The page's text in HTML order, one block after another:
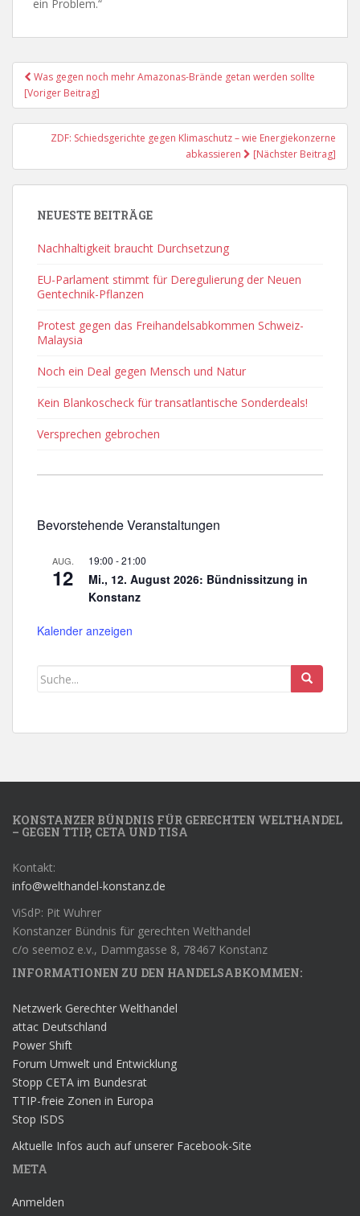
ein Problem.“
Post
Navigation
Was gegen noch mehr Amazonas-Brände getan werden sollte
[Voriger Beitrag]
ZDF: Schiedsgerichte gegen Klimaschutz – wie Energiekonzerne
abkassieren
[Nächster Beitrag]
NEUESTE BEITRÄGE
Nachhaltigkeit braucht Durchsetzung
EU-Parlament stimmt für Deregulierung der Neuen
Gentechnik-Pflanzen
Protest gegen das Freihandelsabkommen Schweiz-
Malaysia
Noch ein Deal gegen Mensch und Natur
Kein Blankoscheck für transatlantische Sonderdeals!
Versprechen gebrochen
Bevorstehende Veranstaltungen
AUG.
12
19:00 -21:00
Mi., 12. August 2026: Bündnissitzung in
Konstanz
Kalender anzeigen
KONSTANZER BÜNDNIS FÜR GERECHTEN WELTHANDEL
– GEGEN TTIP, CETA UND TISA
Kontakt:
info@welthandel-konstanz.de
ViSdP: Pit Wuhrer
Konstanzer Bündnis für gerechten Welthandel
c/o seemoz e.v., Dammgasse 8, 78467 Konstanz
INFORMATIONEN ZU DEN HANDELSABKOMMEN:
Netzwerk Gerechter Welthandel
attac Deutschland
Power Shift
Forum Umwelt und Entwicklung
Stopp CETA im Bundesrat
TTIP-freie Zonen in Europa
Stop ISDS
Aktuelle Infos auch auf unserer Facebook-Site
META
Anmelden